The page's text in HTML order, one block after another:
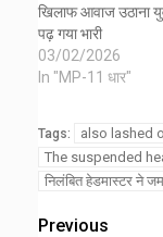
खिलाफ आवाज उठाना
पढ़ गया भारी
03/02/2026
In "MP-11 धार"
Tags:
also lashed
The suspended
निलंबित हेडमास्टर ने
Previous